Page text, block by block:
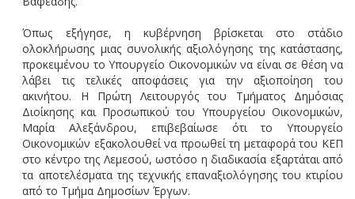
Όπως εξήγησε, η κυβέρνηση βρίσκεται στο στάδιο
ολοκλήρωσης μιας συνολικής αξιολόγησης της κατάστασης,
προκειμένου το Υπουργείο Οικονομικών να είναι σε θέση να
λάβει τις τελικές αποφάσεις για την αξιοποίηση του
ακινήτου. Η Πρώτη Λειτουργός του Τμήματος Δημόσιας
Διοίκησης και Προσωπικού του Υπουργείου Οικονομικών,
Μαρία Αλεξάνδρου, επιβεβαίωσε ότι το Υπουργείο
Οικονομικών εξακολουθεί να προωθεί τη μεταφορά του ΚΕΠ
στο κέντρο της Λεμεσού, ωστόσο η διαδικασία εξαρτάται από
τα αποτελέσματα της τεχνικής επαναξιολόγησης του κτιρίου
από το Τμήμα Δημοσίων Έργων.